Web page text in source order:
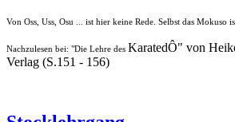
Von Oss, Uss, Osu ... ist hier keine Rede. Selbst das Mokuso
Nachzulesen bei: "Die Lehre des KaratedÔ" von
Verlag (S.151 - 156)